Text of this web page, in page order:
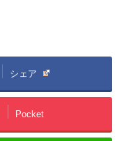
シェア
Pocket